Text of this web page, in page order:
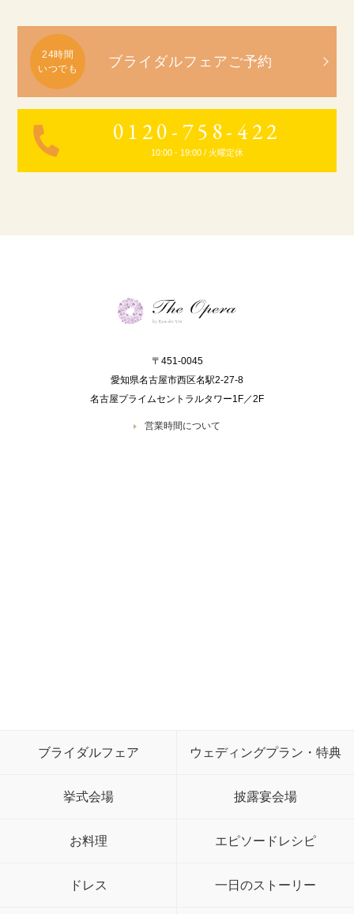
ブライダルフェアご予約
0120-758-422
10:00 - 19:00 / 火曜定休
〒451-0045
愛知県名古屋市西区名駅2-27-8
名古屋プライムセントラルタワー1F／2F
営業時間について
ブライダルフェア ウェディングプラン・特典
挙式会場 披露宴会場
お料理 エピソードレシピ
ドレス 一日のストーリー